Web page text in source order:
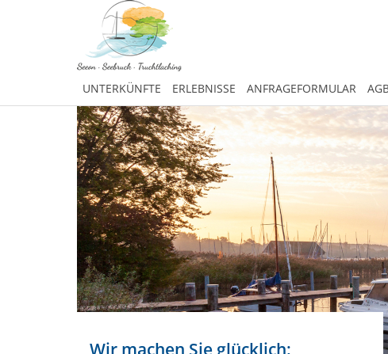
UNTERKÜNFTE ERLEBNISSE ANFRAGEFORMULAR
Wir machen Sie glücklich: